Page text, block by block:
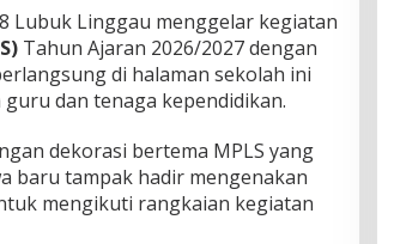
Lubuk Linggau menggelar kegiatan
Tahun Ajaran 2026/2027 dengan
di halaman sekolah ini
dan tenaga kependidikan.
dekorasi bertema MPLS yang
baru tampak hadir mengenakan
mengikuti rangkaian kegiatan